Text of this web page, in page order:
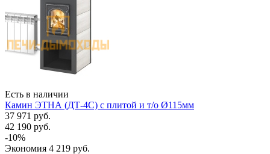
Есть в наличии
Камин ЭТНА (ДТ-4С) с плитой и т/о Ø115мм
37 971 руб.
42 190 руб.
-10%
Экономия 4 219 руб.